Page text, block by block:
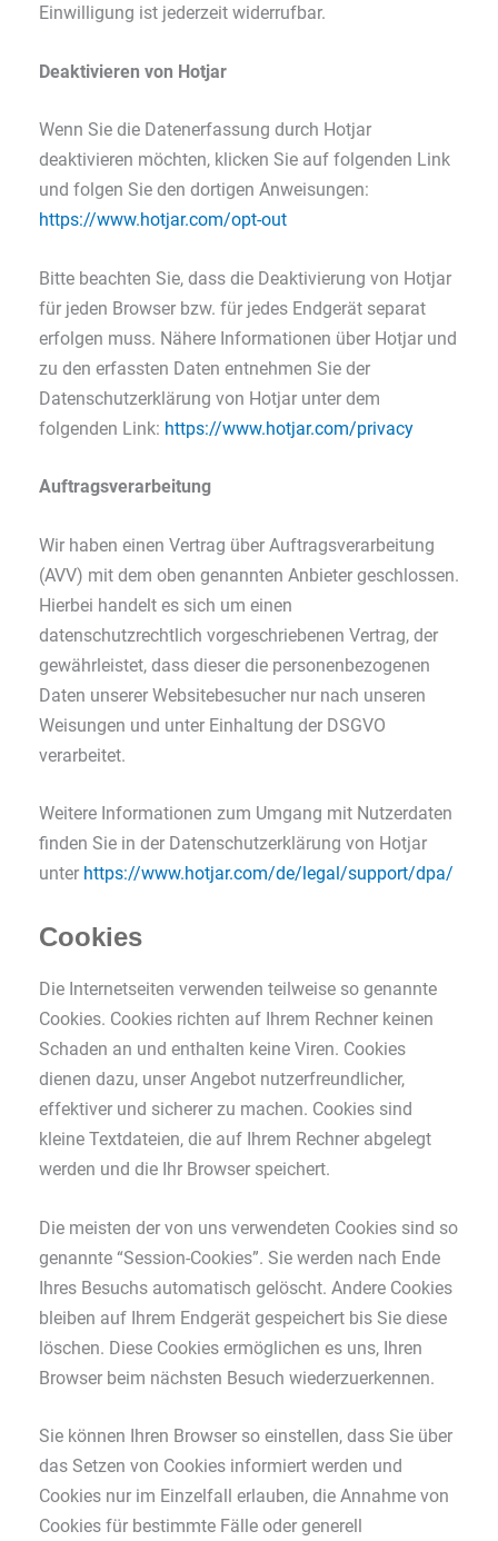
Einwilligung ist jederzeit widerrufbar.
Deaktivieren von Hotjar
Wenn Sie die Datenerfassung durch Hotjar
deaktivieren möchten, klicken Sie auf folgenden Link
und folgen Sie den dortigen Anweisungen:
https://www.hotjar.com/opt-out
Bitte beachten Sie, dass die Deaktivierung von Hotjar
für jeden Browser bzw. für jedes Endgerät separat
erfolgen muss. Nähere Informationen über Hotjar und
zu den erfassten Daten entnehmen Sie der
Datenschutzerklärung von Hotjar unter dem
folgenden Link: https://www.hotjar.com/privacy
Auftragsverarbeitung
Wir haben einen Vertrag über Auftragsverarbeitung
(AVV) mit dem oben genannten Anbieter geschlossen.
Hierbei handelt es sich um einen
datenschutzrechtlich vorgeschriebenen Vertrag, der
gewährleistet, dass dieser die personenbezogenen
Daten unserer Websitebesucher nur nach unseren
Weisungen und unter Einhaltung der DSGVO
verarbeitet.
Weitere Informationen zum Umgang mit Nutzerdaten
finden Sie in der Datenschutzerklärung von Hotjar
unter https://www.hotjar.com/de/legal/support/dpa/
Cookies
Die Internetseiten verwenden teilweise so genannte
Cookies. Cookies richten auf Ihrem Rechner keinen
Schaden an und enthalten keine Viren. Cookies
dienen dazu, unser Angebot nutzerfreundlicher,
effektiver und sicherer zu machen. Cookies sind
kleine Textdateien, die auf Ihrem Rechner abgelegt
werden und die Ihr Browser speichert.
Die meisten der von uns verwendeten Cookies sind so
genannte “Session-Cookies”. Sie werden nach Ende
Ihres Besuchs automatisch gelöscht. Andere Cookies
bleiben auf Ihrem Endgerät gespeichert bis Sie diese
löschen. Diese Cookies ermöglichen es uns, Ihren
Browser beim nächsten Besuch wiederzuerkennen.
Sie können Ihren Browser so einstellen, dass Sie über
das Setzen von Cookies informiert werden und
Cookies nur im Einzelfall erlauben, die Annahme von
Cookies für bestimmte Fälle oder generell